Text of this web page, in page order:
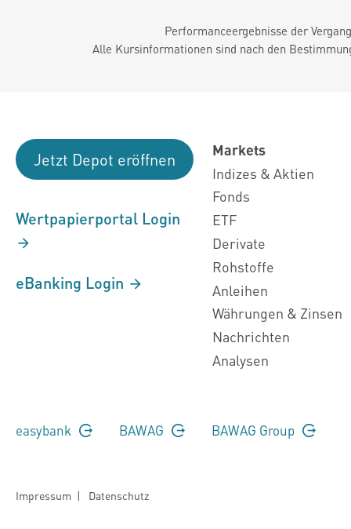
Performanceergebnisse der
Alle Kursinformationen sind nach den
Jetzt Depot eröffnen
Wertpapierportal Login
eBanking Login
Markets
Indizes & Aktien
Fonds
ETF
Derivate
Rohstoffe
Anleihen
Währungen & Zinsen
Nachrichten
Analysen
easybank BAWAG BAWAG Group
Impressum | Datenschutz